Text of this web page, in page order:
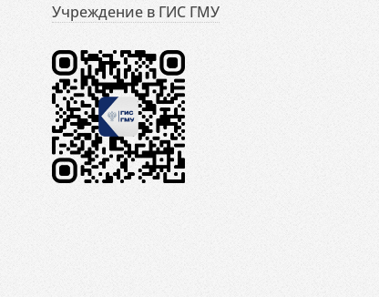
Учреждение в ГИС ГМУ